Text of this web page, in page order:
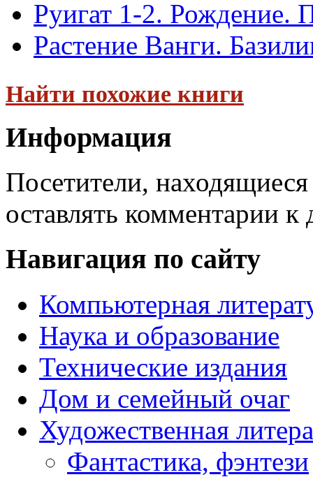
Руигат 1-2. Рождение.
Растение Ванги.
Найти похожие книги
Информация
Посетители,
оставлять комментарии к
Навигация по сайту
Компьютерная
Наука и образование
Технические издания
Дом и семейный очаг
Художественная
Фантастика, фэнтези